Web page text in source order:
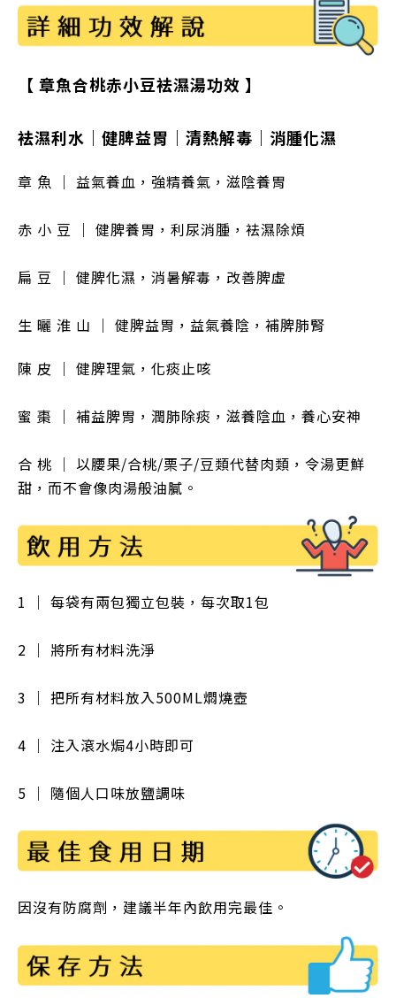
【 章魚合桃赤小豆袪濕湯功效 】
袪濕利水 ｜ 健脾益胃 ｜ 清熱解毒 ｜ 消腫化濕
章 魚 ｜ 益氣養血，強精養氣，滋陰養胃
赤 小 豆 ｜ 健脾養胃，利尿消腫，袪濕除煩
扁 豆 ｜ 健脾化濕，消暑解毒，改善脾虛
生 曬 淮 山 ｜ 健脾益胃，益氣養陰，補脾肺腎
陳 皮 ｜ 健脾理氣，化痰止咳
蜜 棗 ｜ 補益脾胃，潤肺除痰，滋養陰血，養心安神
合 桃 ｜ 以腰果/合桃/栗子/豆類代替肉類，令湯更鮮
甜，而不會像肉湯般油膩。
1 ｜ 每袋有兩包獨立包裝，每次取1包
2 ｜ 將所有材料洗淨
3 ｜ 把所有材料放入500ML燜燒壺
4 ｜ 注入滾水焗4小時即可
5 ｜ 隨個人口味放鹽調味
因沒有防腐劑，建議半年內飲用完最佳 。